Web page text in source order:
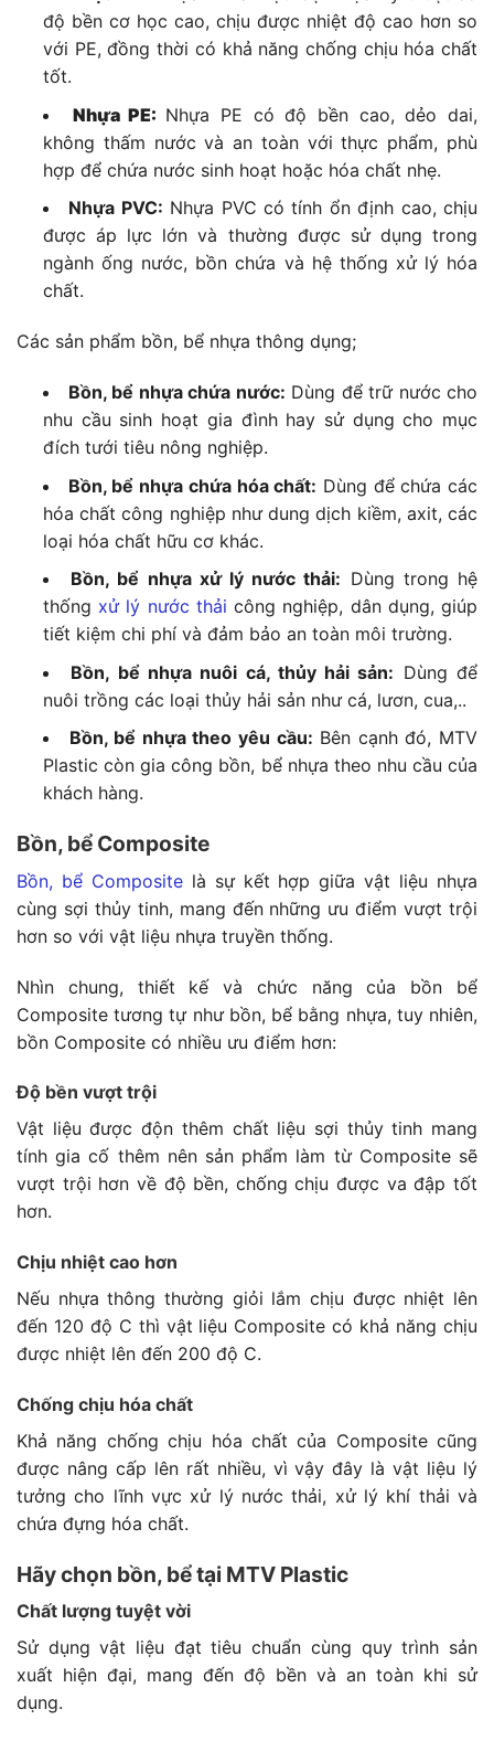
độ bền cơ học cao, chịu được nhiệt độ cao hơn so
với PE, đồng thời có khả năng chống chịu hóa chất
tốt.
Nhựa PE: Nhựa PE có độ bền cao, dẻo dai,
không thấm nước và an toàn với thực phẩm, phù
hợp để chứa nước sinh hoạt hoặc hóa chất nhẹ.
Nhựa PVC: Nhựa PVC có tính ổn định cao, chịu
được áp lực lớn và thường được sử dụng trong
ngành ống nước, bồn chứa và hệ thống xử lý hóa
chất.
Các sản phẩm bồn, bể nhựa thông dụng;
Bồn, bể nhựa chứa nước: Dùng để trữ nước cho
nhu cầu sinh hoạt gia đình hay sử dụng cho mục
đích tưới tiêu nông nghiệp.
Bồn, bể nhựa chứa hóa chất: Dùng để chứa các
hóa chất công nghiệp như dung dịch kiềm, axit, các
loại hóa chất hữu cơ khác.
Bồn, bể nhựa xử lý nước thải: Dùng trong hệ
thống xử lý nước thải công nghiệp, dân dụng, giúp
tiết kiệm chi phí và đảm bảo an toàn môi trường.
Bồn, bể nhựa nuôi cá, thủy hải sản: Dùng để
nuôi trồng các loại thủy hải sản như cá, lươn, cua,..
Bồn, bể nhựa theo yêu cầu: Bên cạnh đó, MTV
Plastic còn gia công bồn, bể nhựa theo nhu cầu của
khách hàng.
Bồn, bể Composite
Bồn, bể Compositelà sự kết hợp giữa vật liệu nhựa
cùng sợi thủy tinh, mang đến những ưu điểm vượt trội
hơn so với vật liệu nhựa truyền thống.
Nhìn chung, thiết kế và chức năng của bồn bể
Composite tương tự như bồn, bể bằng nhựa, tuy nhiên,
bồn Composite có nhiều ưu điểm hơn:
Độ bền vượt trội
Vật liệu được độn thêm chất liệu sợi thủy tinh mang
tính gia cố thêm nên sản phẩm làm từ Composite sẽ
vượt trội hơn về độ bền, chống chịu được va đập tốt
hơn.
Chịu nhiệt cao hơn
Nếu nhựa thông thường giỏi lắm chịu được nhiệt lên
đến 120 độ C thì vật liệu Composite có khả năng chịu
được nhiệt lên đến 200 độ C.
Chống chịu hóa chất
Khả năng chống chịu hóa chất của Composite cũng
được nâng cấp lên rất nhiều, vì vậy đây là vật liệu lý
tưởng cho lĩnh vực xử lý nước thải, xử lý khí thải và
chứa đựng hóa chất.
Hãy chọn bồn, bể tại MTV Plastic
Chất lượng tuyệt vời
Sử dụng vật liệu đạt tiêu chuẩn cùng quy trình sản
xuất hiện đại, mang đến độ bền và an toàn khi sử
dụng.